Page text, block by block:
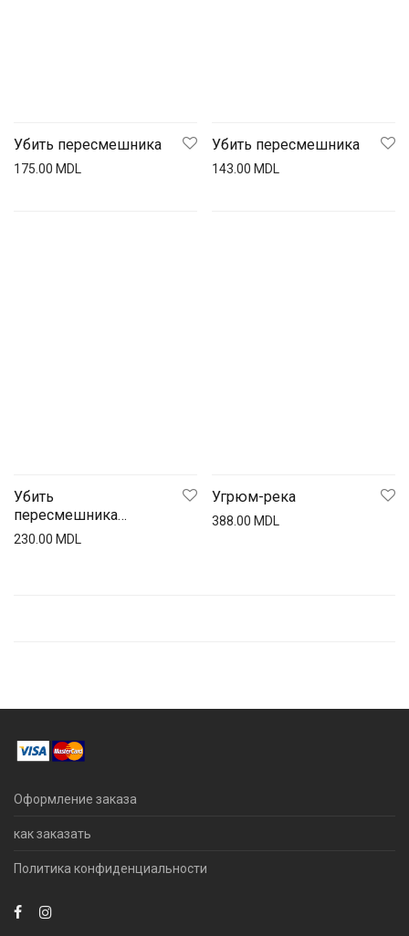
Убить пересмешника
175.00 MDL
Убить пересмешника
143.00 MDL
Убить
пересмешника…
230.00 MDL
Угрюм-река
388.00 MDL
Оформление заказа
как заказать
Политика конфиденциальности